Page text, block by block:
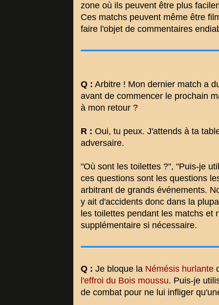
zone où ils peuvent être plus
Ces matchs peuvent même être
faire l'objet de commentaires
Q : Arbitre ! Mon dernier match a
avant de commencer le prochain
à mon retour ?
R : Oui, tu peux. J'attends à ta
adversaire.
"Où sont les toilettes ?", "Puis-je
ces questions sont les questions
arbitrant de grands événements.
y ait d'accidents donc dans la
les toilettes pendant les matchs et
supplémentaire si nécessaire.
Q : Je bloque la Némésis hurlante
l'effroi du Bois moussu. Puis-je
de combat pour ne lui infliger